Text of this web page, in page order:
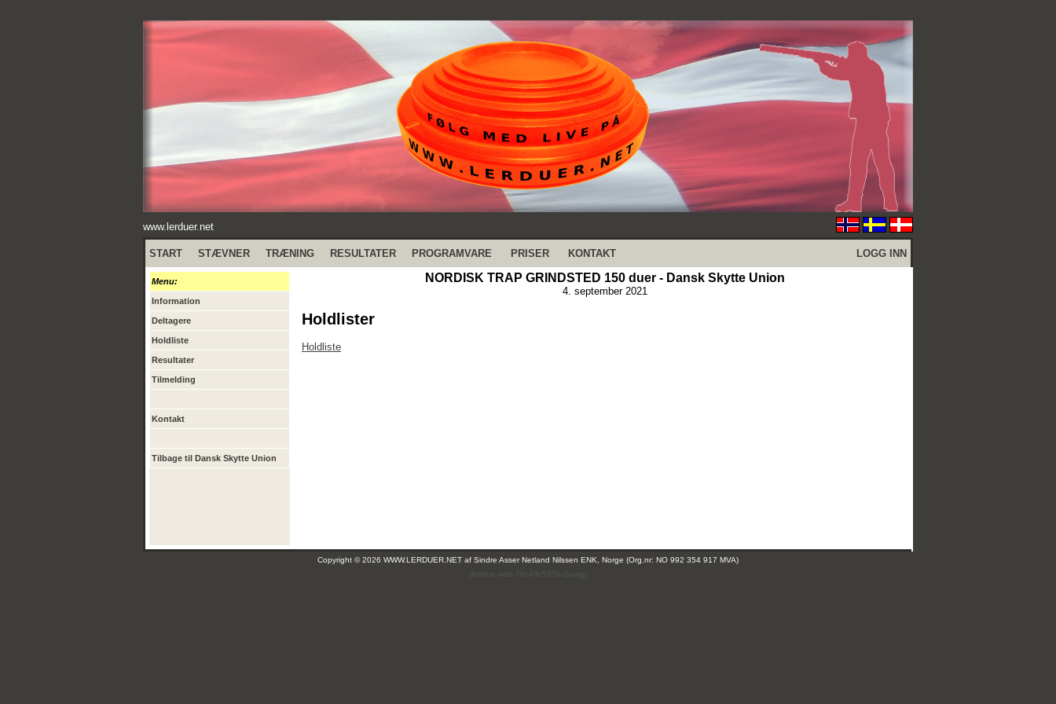
www.lerduer.net
START STÆVNER TRÆNING RESULTATER PROGRAMVARE PRISER KONTAKT LOGG INN
Menu:
Information
Deltagere
Holdliste
Resultater
Tilmelding
Kontakt
Tilbage til Dansk Skytte Union
NORDISK TRAP GRINDSTED 150 duer - Dansk Skytte Union
4. september 2021
Holdlister
Holdliste
Copyright © 2026 WWW.LERDUER.NET af Sindre Asser Netland Nilssen ENK, Norge (Org.nr: NO 992 354 917 MVA)
(leirdue-web-76c49c557b-2xvxg)